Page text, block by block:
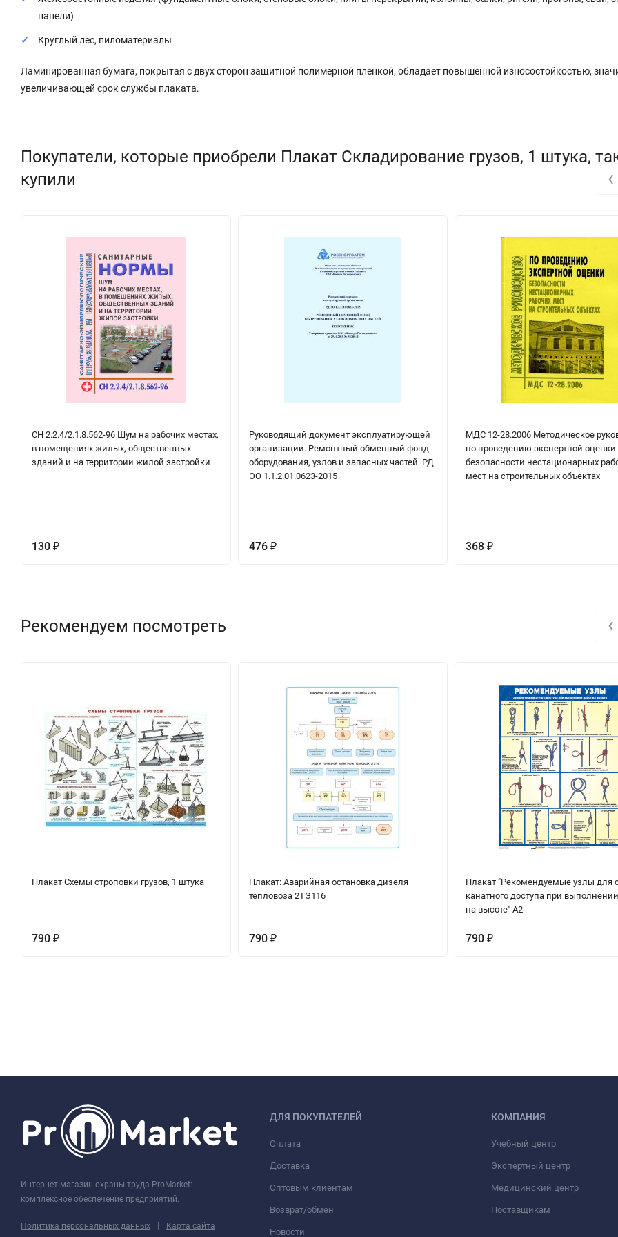
панели)
Круглый лес, пиломатериалы
Ламинированная бумага, покрытая с двух сторон защитной полимерной пленкой, обладает повышенной износостойкостью,
увеличивающей срок службы плаката.
Покупатели, которые приобрели Плакат Складирование грузов, 1 штука,
купили
СН 2.2.4/2.1.8.562-96 Шум на рабочих местах,
в помещениях жилых, общественных
зданий и на территории жилой застройки
130 ₽
Руководящий документ эксплуатирующей
организации. Ремонтный обменный фонд
оборудования, узлов и запасных частей. РД
ЭО 1.1.2.01.0623-2015
476 ₽
МДС 12-28.2006 Методическое
по проведению экспертной оценки
безопасности нестационарных
мест на строительных объектах
368₽
‹
Рекомендуем посмотреть
Плакат Схемы строповки грузов, 1 штука
790 ₽
Плакат: Аварийная остановка дизеля
тепловоза 2ТЭ116
790 ₽
Плакат "Рекомендуемые узлы для
канатного доступа при
на высоте" А2
790₽
‹
Интернет-магазин охраны труда ProMarket:
комплексное обеспечение предприятий.
Политика персональных данных | Карта сайта
ДЛЯ ПОКУПАТЕЛЕЙ
Оплата
Доставка
Оптовым клиентам
Возврат/обмен
Новости
КОМПАНИЯ
Учебный центр
Экспертный центр
Медицинский центр
Поставщикам